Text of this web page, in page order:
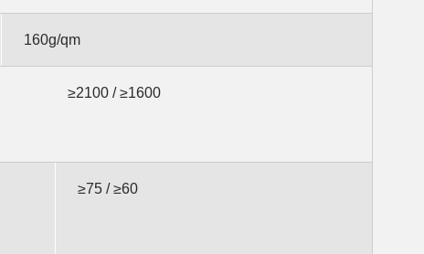
160g/qm
≥2100 / ≥1600
≥75 / ≥60